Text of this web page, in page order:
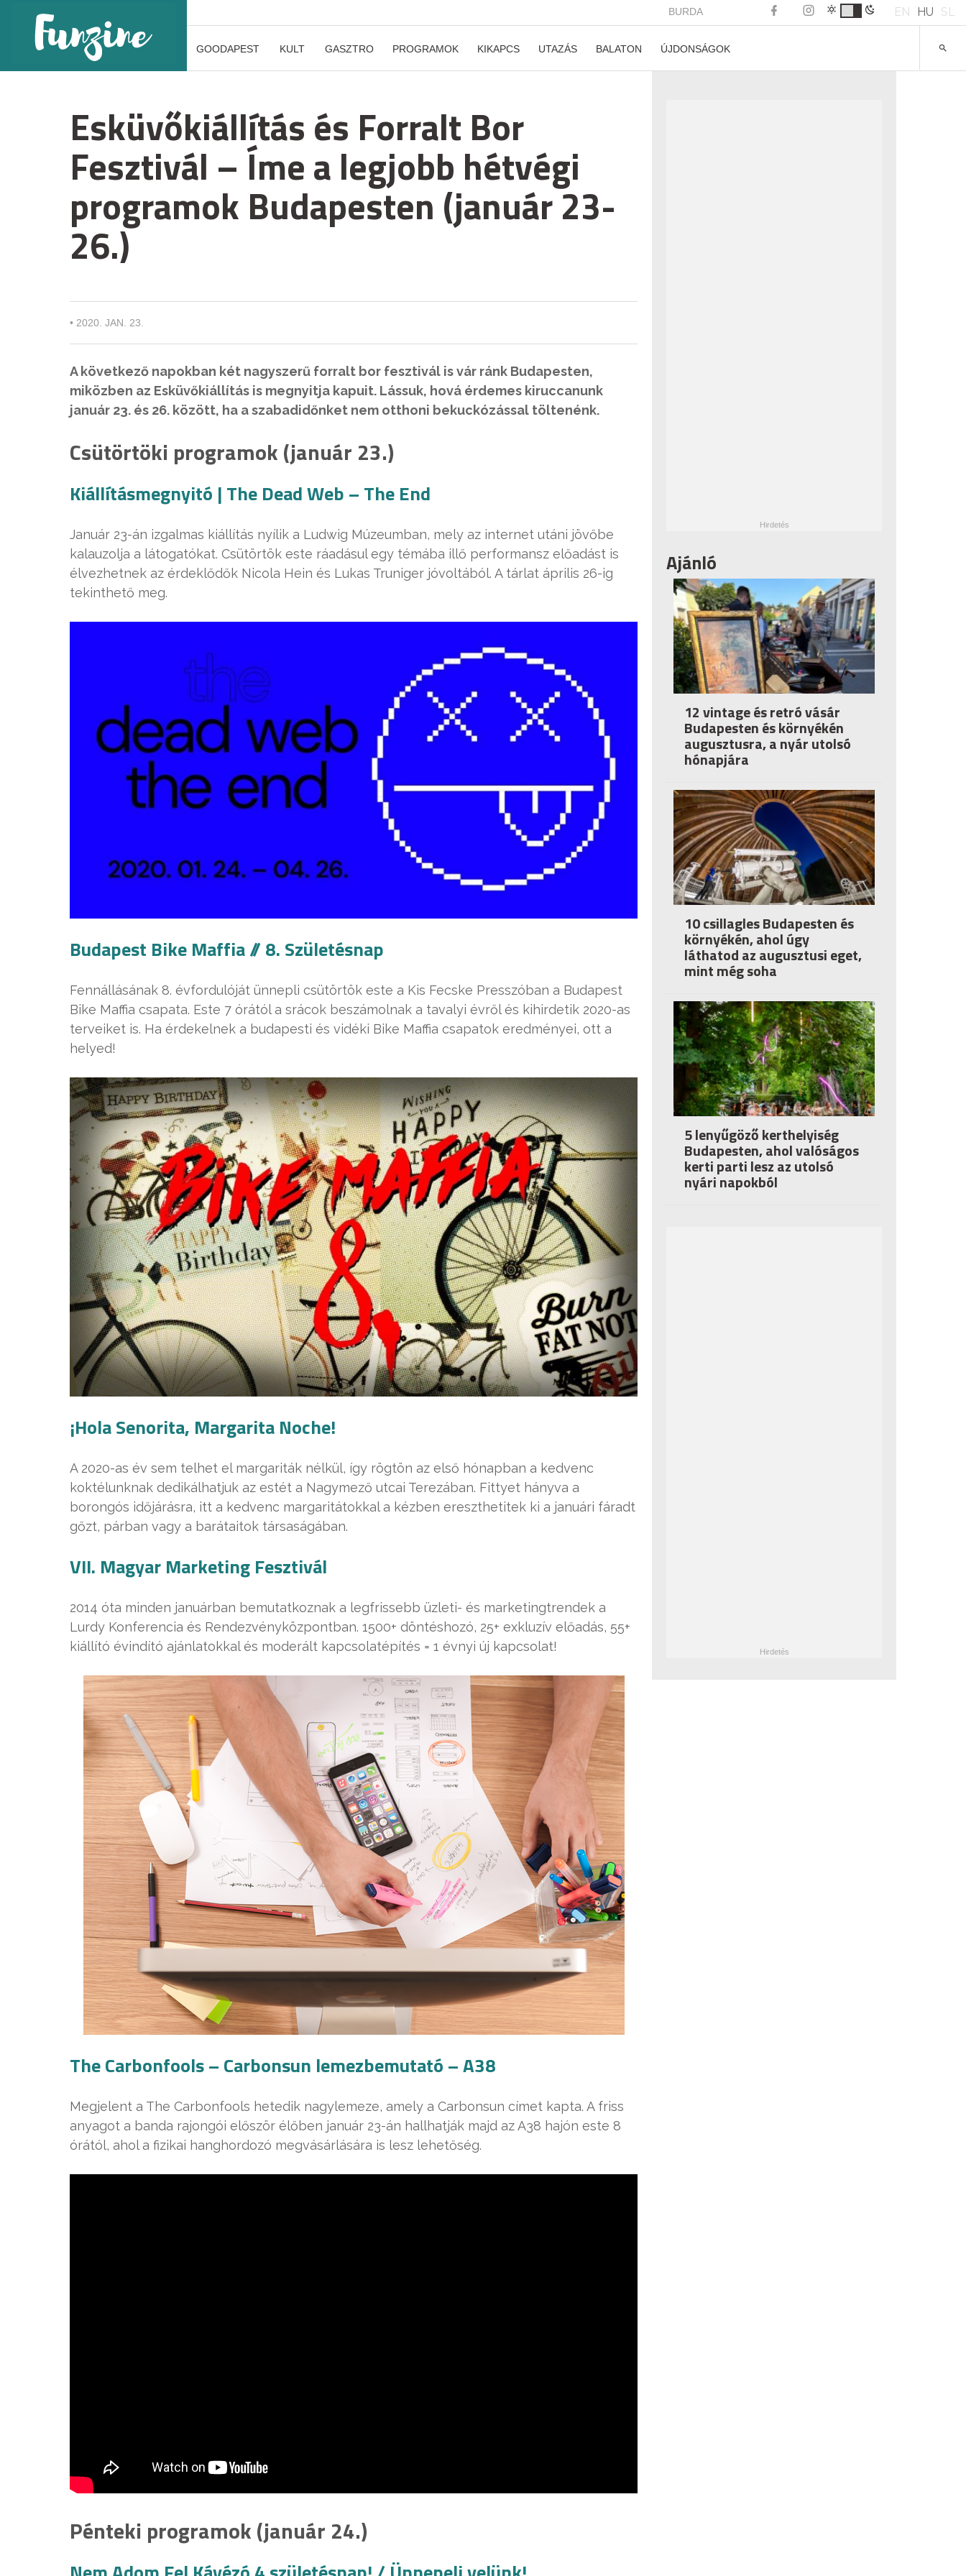
BURDA EN HU SL
GOODAPEST KULT GASZTRO PROGRAMOK KIKAPCS UTAZÁS BALATON ÚJDONSÁGOK
Esküvőkiállítás és Forralt Bor
Fesztivál – Íme a legjobb hétvégi
programok Budapesten (január 23-
26.)
• 2020. JAN. 23.
A következő napokban két nagyszerű forralt bor fesztivál is vár ránk Budapesten,
miközben az Esküvőkiállítás is megnyitja kapuit. Lássuk, hová érdemes kiruccanunk
január 23. és 26. között, ha a szabadidőnket nem otthoni bekuckózással töltenénk.
Csütörtöki programok (január 23.)
Kiállításmegnyitó | The Dead Web – The End
Január 23-án izgalmas kiállítás nyílik a Ludwig Múzeumban, mely az internet utáni jövőbe
kalauzolja a látogatókat. Csütörtök este ráadásul egy témába illő performansz előadást is
élvezhetnek az érdeklődők Nicola Hein és Lukas Truniger jóvoltából. A tárlat április 26-ig
tekinthető meg.
Budapest Bike Maffia // 8. Születésnap
Fennállásának 8. évfordulóját ünnepli csütörtök este a Kis Fecske Presszóban a Budapest
Bike Maffia csapata. Este 7 órától a srácok beszámolnak a tavalyi évről és kihirdetik 2020-as
terveiket is. Ha érdekelnek a budapesti és vidéki Bike Maffia csapatok eredményei, ott a
helyed!
¡Hola Senorita, Margarita Noche!
A 2020-as év sem telhet el margariták nélkül, így rögtön az első hónapban a kedvenc
koktélunknak dedikálhatjuk az estét a Nagymező utcai Terezában. Fittyet hányva a
borongós időjárásra, itt a kedvenc margaritátokkal a kézben ereszthetitek ki a januári fáradt
gőzt, párban vagy a barátaitok társaságában.
VII. Magyar Marketing Fesztivál
2014 óta minden januárban bemutatkoznak a legfrissebb üzleti- és marketingtrendek a
Lurdy Konferencia és Rendezvényközpontban. 1500+ döntéshozó, 25+ exkluzív előadás, 55+
kiállító évindító ajánlatokkal és moderált kapcsolatépítés = 1 évnyi új kapcsolat!
The Carbonfools – Carbonsun lemezbemutató – A38
Megjelent a The Carbonfools hetedik nagylemeze, amely a Carbonsun címet kapta. A friss
anyagot a banda rajongói először élőben január 23-án hallhatják majd az A38 hajón este 8
órától, ahol a fizikai hanghordozó megvásárlására is lesz lehetőség.
Pénteki programok (január 24.)
Ajánló
12 vintage és retró vásár
Budapesten és környékén
augusztusra, a nyár utolsó
hónapjára
10 csillagles Budapesten és
környékén, ahol úgy
láthatod az augusztusi eget,
mint még soha
5 lenyűgöző kerthelyiség
Budapesten, ahol valóságos
kerti parti lesz az utolsó
nyári napokból